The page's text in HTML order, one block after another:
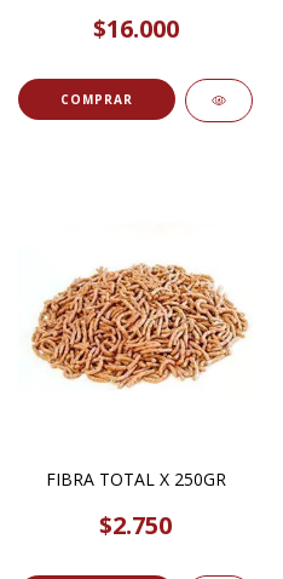
$16.000
FIBRA TOTAL X 250GR
$2.750